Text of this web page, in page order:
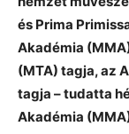
és Prima
Akadémia
(MTA) tagja, az
tagja – tudatta
Akadémia